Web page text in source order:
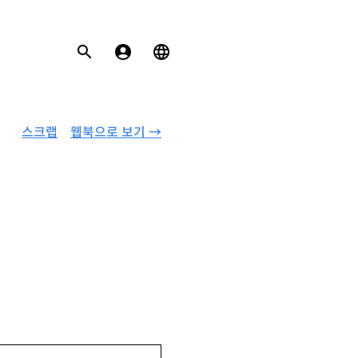
웹북으로 보기 →
스크랩